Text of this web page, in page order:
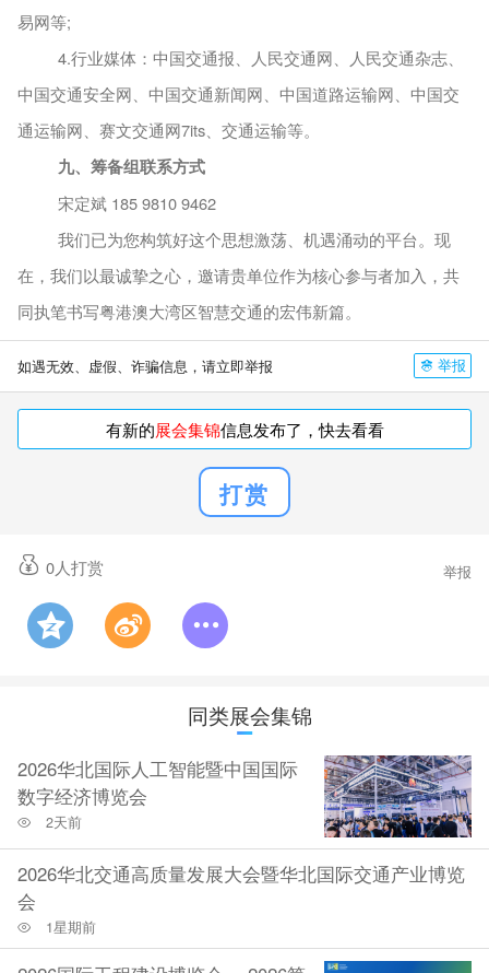
易网等;
4.行业媒体：中国交通报、人民交通网、人民交通杂志、
中国交通安全网、中国交通新闻网、中国道路运输网、中国交
通运输网、赛文交通网7its、交通运输等。
九、筹备组联系方式
宋定斌 185 9810 9462
我们已为您构筑好这个思想激荡、机遇涌动的平台。现
在，我们以最诚挚之心，邀请贵单位作为核心参与者加入，共
同执笔书写粤港澳大湾区智慧交通的宏伟新篇。
如遇无效、虚假、诈骗信息，请立即举报 举报
有新的展会集锦信息发布了，快去看看
打赏
0人打赏 举报
同类展会集锦
2026华北国际人工智能暨中国国际
数字经济博览会
2天前
2026华北交通高质量发展大会暨华北国际交通产业博览
会
1星期前